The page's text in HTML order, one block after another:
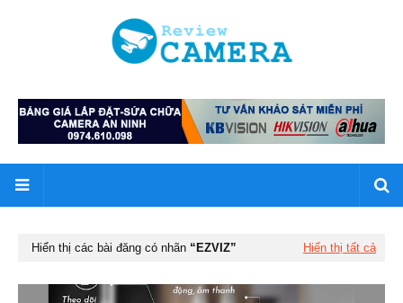
Hiển thị các bài đăng có nhãn EZVIZ Hiển thị tất cả